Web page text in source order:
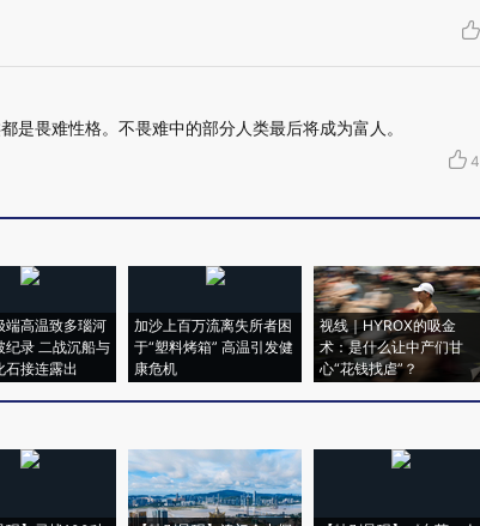
是畏难性格。不畏难中的部分人类最后将成为富人。
4
端高温致多瑙河
纪录 二战沉船与
石接连露出
加沙上百万流离失所者困
于“塑料烤箱” 高温引发健
康危机
视线｜HYROX的吸金
术：是什么让中产们甘
心“花钱找虐”？